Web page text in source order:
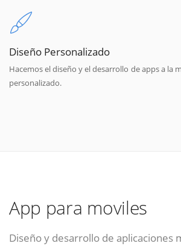
Diseño Personalizado
Hacemos el diseño y el desarrollo de apps a la
personalizado.
App para moviles
Diseño y desarrollo de aplicaciones